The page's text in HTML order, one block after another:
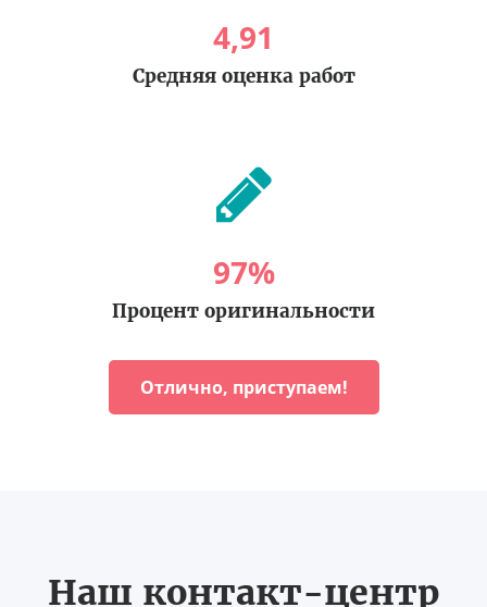
4,91
Средняя оценка работ
97%
Процент оригинальности
Отлично, приступаем!
Наш контакт-центр